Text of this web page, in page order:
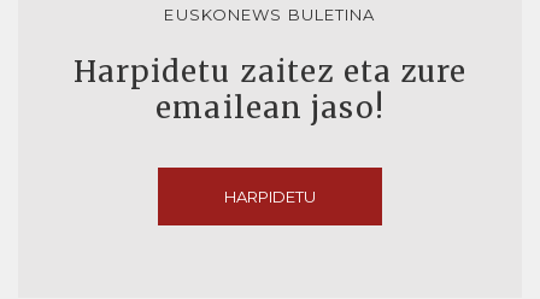
EUSKONEWS BULETINA
Harpidetu zaitez eta zure
emailean jaso!
HARPIDETU